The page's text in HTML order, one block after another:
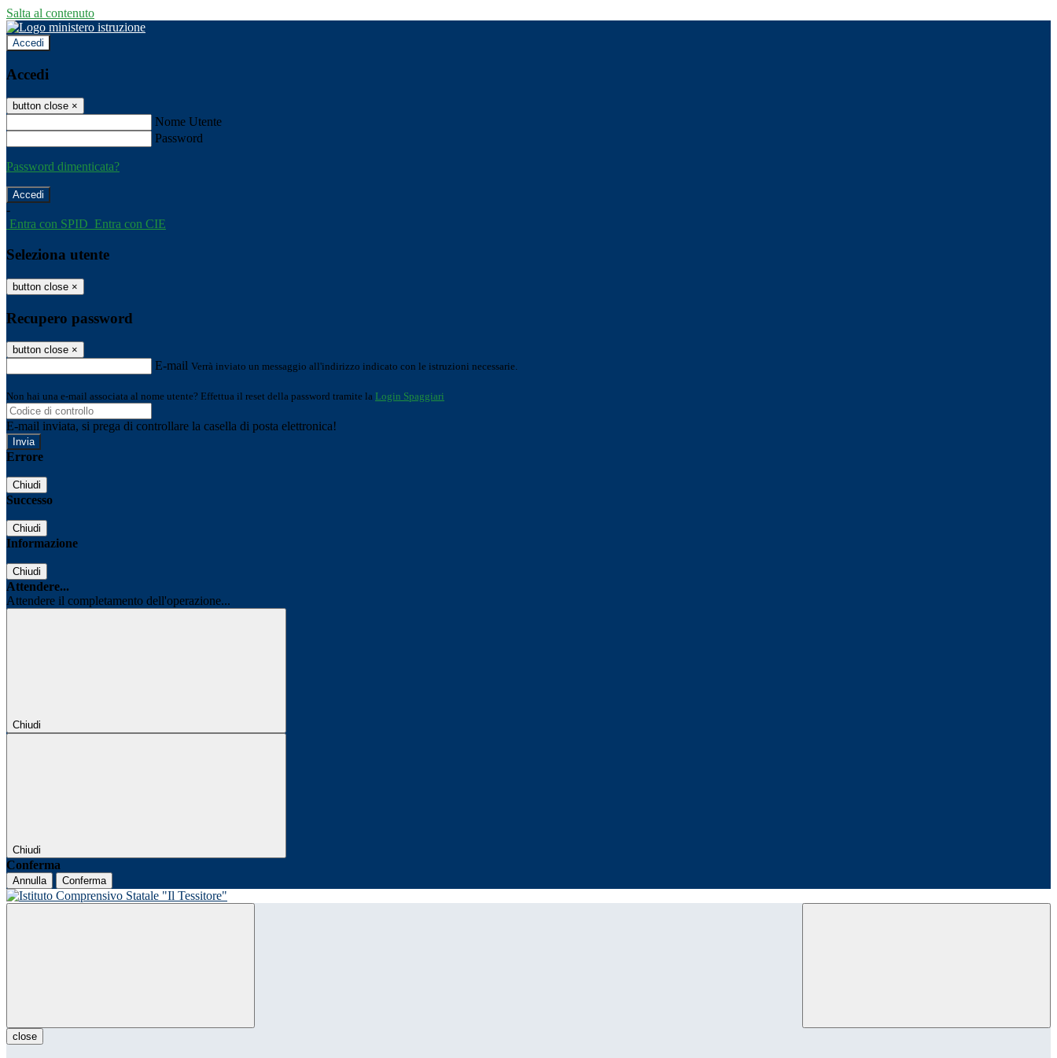
Salta al contenuto
Accedi
Accedi
button close ×
Nome Utente
Password
Password dimenticata?
-
Entra con SPID Entra con CIE
Seleziona utente
button close ×
Recupero password
button close ×
E-mail Verrà inviato un messaggio all'indirizzo indicato con le istruzioni necessarie.
Non hai una e-mail associata al nome utente? Effettua il reset della password tramite la Login Spaggiari
E-mail inviata, si prega di controllare la casella di posta elettronica!
Errore
Chiudi
Successo
Chiudi
Informazione
Chiudi
Attendere...
Attendere il completamento dell'operazione...
Chiudi
Chiudi
Conferma
Annulla Conferma
close